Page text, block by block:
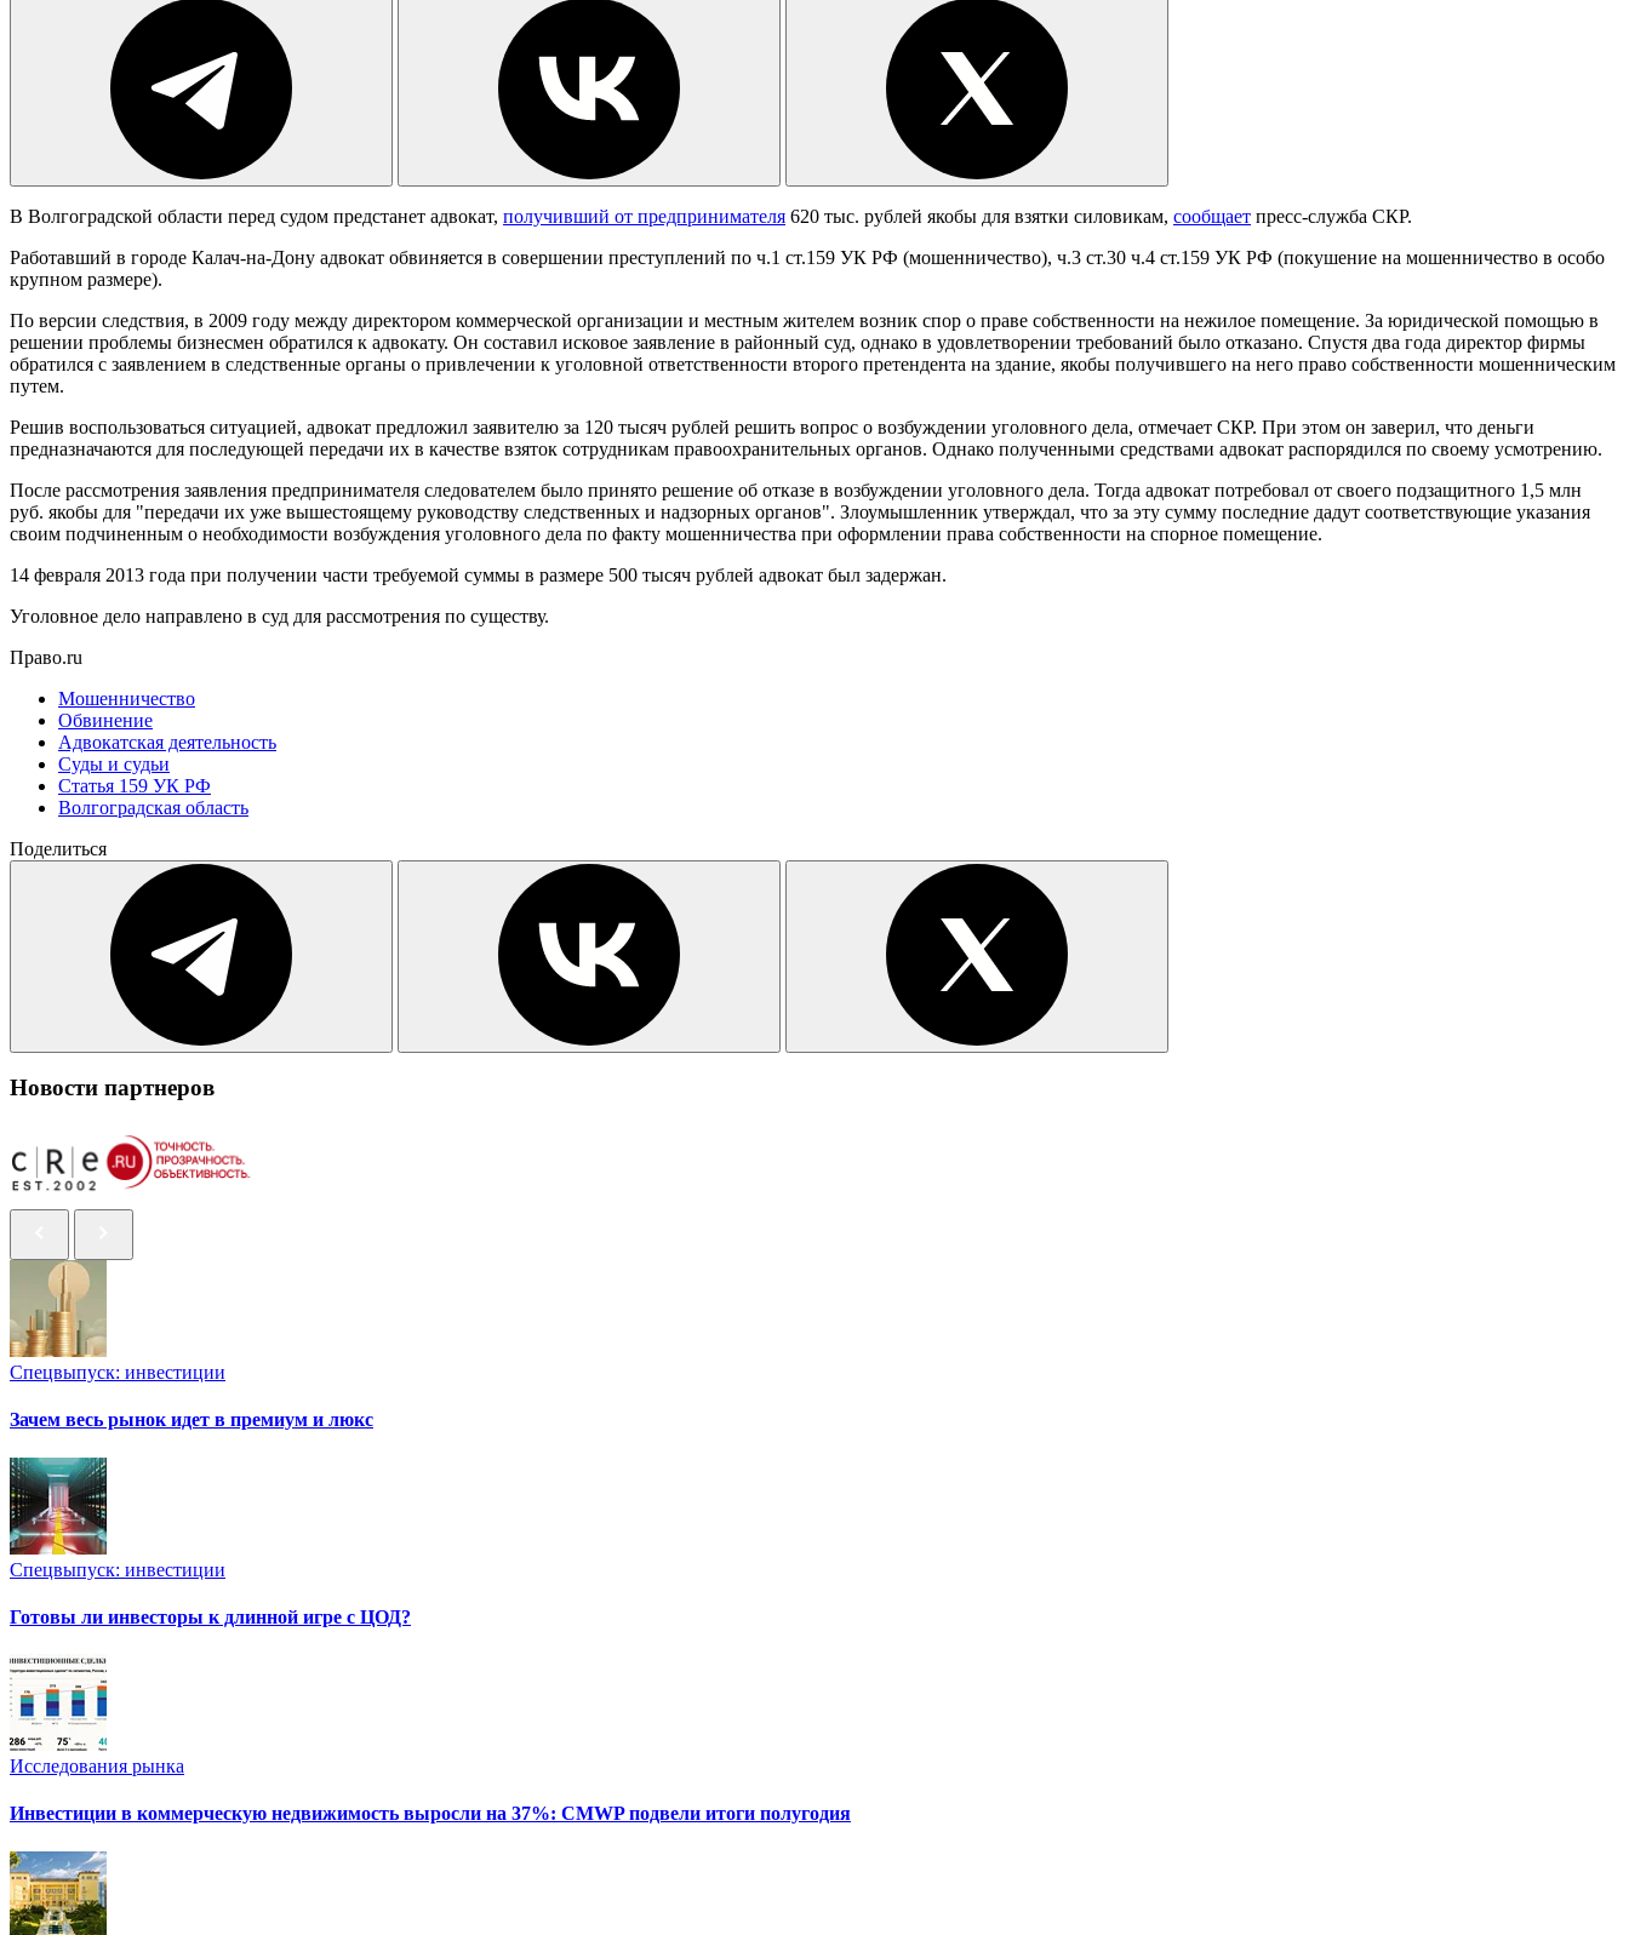
В Волгоградской области перед судом предстанет адвокат, получивший от предпринимателя 620 тыс. рублей якобы для взятки силовикам, сообщает пресс-служба СКР.
Работавший в городе Калач-на-Дону адвокат обвиняется в совершении преступлений по ч.1 ст.159 УК РФ (мошенничество), ч.3 ст.30 ч.4 ст.159 УК РФ (покушение на мошенничество в особо
крупном размере).
По версии следствия, в 2009 году между директором коммерческой организации и местным жителем возник спор о праве собственности на нежилое помещение. За юридической помощью в
решении проблемы бизнесмен обратился к адвокату. Он составил исковое заявление в районный суд, однако в удовлетворении требований было отказано. Спустя два года директор фирмы
обратился с заявлением в следственные органы о привлечении к уголовной ответственности второго претендента на здание, якобы получившего на него право собственности мошенническим
путем.
Решив воспользоваться ситуацией, адвокат предложил заявителю за 120 тысяч рублей решить вопрос о возбуждении уголовного дела, отмечает СКР. При этом он заверил, что деньги
предназначаются для последующей передачи их в качестве взяток сотрудникам правоохранительных органов. Однако полученными средствами адвокат распорядился по своему усмотрению.
После рассмотрения заявления предпринимателя следователем было принято решение об отказе в возбуждении уголовного дела. Тогда адвокат потребовал от своего подзащитного 1,5 млн
руб. якобы для "передачи их уже вышестоящему руководству следственных и надзорных органов". Злоумышленник утверждал, что за эту сумму последние дадут соответствующие указания
своим подчиненным о необходимости возбуждения уголовного дела по факту мошенничества при оформлении права собственности на спорное помещение.
14 февраля 2013 года при получении части требуемой суммы в размере 500 тысяч рублей адвокат был задержан.
Уголовное дело направлено в суд для рассмотрения по существу.
Право.ru
Мошенничество
Обвинение
Адвокатская деятельность
Суды и судьи
Статья 159 УК РФ
Волгоградская область
Поделиться
Новости партнеров
Спецвыпуск: инвестиции
Зачем весь рынок идет в премиум и люкс
Спецвыпуск: инвестиции
Готовы ли инвесторы к длинной игре с ЦОД?
Исследования рынка
Инвестиции в коммерческую недвижимость выросли на 37%: CMWP подвели итоги полугодия